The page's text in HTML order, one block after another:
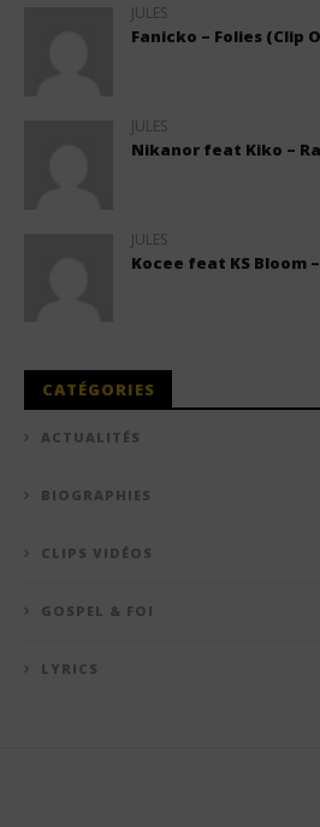
JULES
Fanicko – Folies (Clip
JULES
Nikanor feat Kiko –
JULES
Kocee feat KS Bloom
CATÉGORIES
ACTUALITÉS
BIOGRAPHIES
CLIPS VIDÉOS
GOSPEL & FOI
LYRICS